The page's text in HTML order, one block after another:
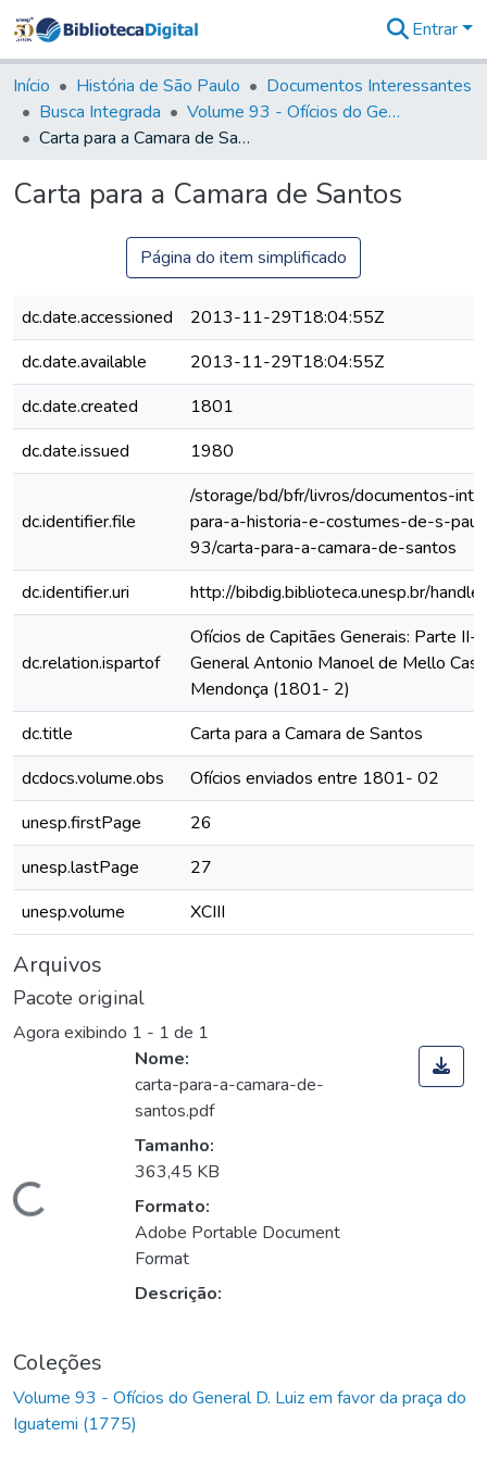
&
Coleções
Tudo na
Biblioteca
Estatísticas
Entrar
Início História de São Paulo
Documentos Interessantes
Busca Integrada
Volume 93 - Ofícios do General D. Luiz em favor da praça do Iguatemi (1775)
Carta para a Camara de Santos
Carta para a Camara de Santos
Página do item simplificado
dc.date.accessioned
2013-11-29T18:04:55Z
dc.date.available
2013-11-29T18:04:55Z
dc.date.created
1801
dc.date.issued
1980
dc.identifier.file
/storage/bd/bfr/livros/documentos-
para-a-historia-e-costumes-de-s-
93/carta-para-a-camara-de-santos
dc.identifier.uri
http://bibdig.biblioteca.unesp.br/
dc.relation.ispartof
Ofícios de Capitães Generais: Parte II-
General Antonio Manoel de Mello
Mendonça (1801- 2)
dc.title
Carta para a Camara de Santos
dcdocs.volume.obs
Ofícios enviados entre 1801- 02
unesp.firstPage
26
unesp.lastPage
27
unesp.volume
XCIII
Arquivos
Pacote original
Agora exibindo 1 - 1 de 1
Carregando...
Nome:
carta-para-a-camara-de-
santos.pdf
Tamanho:
363,45 KB
Formato:
Adobe Portable Document
Format
Descrição:
Coleções
Volume 93 - Ofícios do General D. Luiz em favor da praça do
Iguatemi (1775)